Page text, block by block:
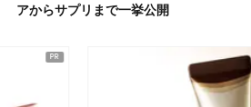
アからサプリまで一挙公開